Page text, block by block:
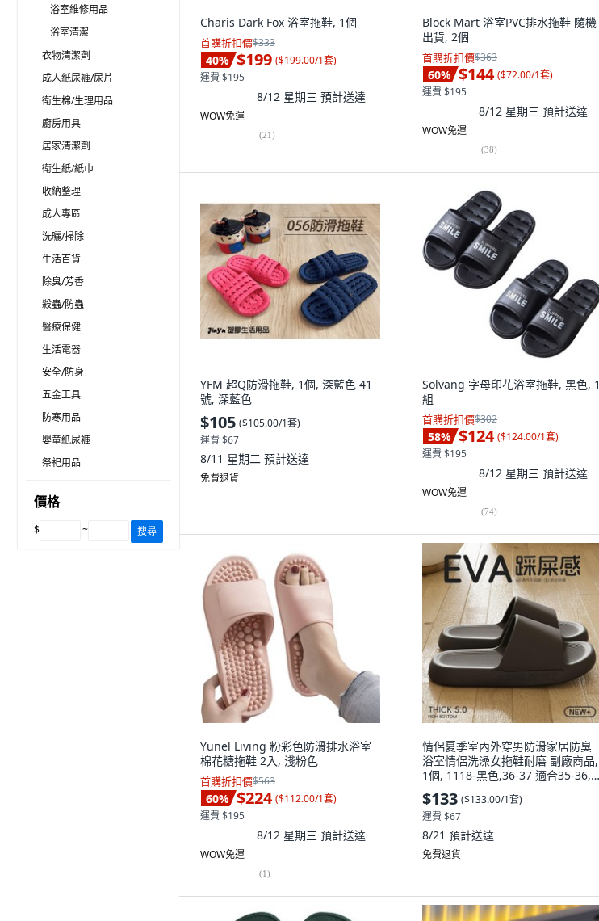
浴室維修用品
浴室清潔
衣物清潔劑
成人紙尿褲/尿片
衛生棉/生理用品
廚房用具
居家清潔劑
衛生紙/紙巾
收納整理
成人專區
洗曬/掃除
生活百貨
除臭/芳香
殺蟲/防蟲
醫療保健
生活電器
安全/防身
五金工具
防寒用品
嬰童紙尿褲
祭祀用品
價格
$ ~ 搜尋
Charis Dark Fox 浴室拖鞋, 1個
首購折扣價$333
40% $199 ($199.00/1套)
運費 $195
8/12 星期三 預計送達
WOW免運
(21)
Block Mart 浴室PVC排水拖鞋 隨機
出貨, 2個
首購折扣價$363
60% $144 ($72.00/1套)
運費 $195
8/12 星期三 預計送達
WOW免運
(38)
YFM 超Q防滑拖鞋, 1個, 深藍色 41
號, 深藍色
$105 ($105.00/1套)
運費 $67
8/11 星期二 預計送達
免費退貨
Solvang 字母印花浴室拖鞋, 黑色, 1
組
首購折扣價$302
58% $124 ($124.00/1套)
運費 $195
8/12 星期三 預計送達
WOW免運
(74)
Yunel Living 粉彩色防滑排水浴室
棉花糖拖鞋 2入, 淺粉色
首購折扣價$563
60% $224 ($112.00/1套)
運費 $195
8/12 星期三 預計送達
WOW免運
(1)
情侶夏季室內外穿男防滑家居防臭
浴室情侶洗澡女拖鞋耐磨 副廠商品,
1個, 1118-黑色,36-37 適合35-36,
黑色
$133 ($133.00/1套)
運費 $67
8/21 預計送達
免費退貨